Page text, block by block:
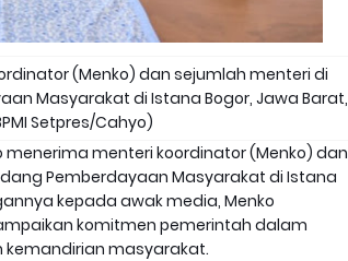
(Menko) dan sejumlah menteri di
Masyarakat di Istana Bogor, Jawa Barat,
Setpres/Cahyo)
menerima menteri koordinator (Menko) dan
Pemberdayaan Masyarakat di Istana
kepada awak media, Menko
komitmen pemerintah dalam
masyarakat.